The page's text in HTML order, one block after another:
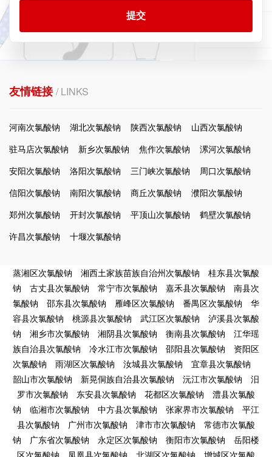
提交
友情链接/ LINKS
河南次氯酸钠 湖北次氯酸钠 陕西次氯酸钠
山西次氯酸钠
驻马店次氯酸钠
新乡次氯酸钠 焦作次氯酸钠
漯河次氯酸钠
安阳次氯酸钠
洛阳次氯酸钠 三门峡次氯酸钠
周口次氯酸钠
信阳次氯酸钠
南阳次氯酸钠 商丘次氯酸钠
濮阳次氯酸钠
郑州次氯酸钠
开封次氯酸钠 平顶山次氯酸钠
鹤壁次氯酸钠
许昌次氯酸钠
十堰次氯酸钠
蒸湘区次氯酸钠 湘西土家族苗族自治州次氯酸钠
桂东县次氯酸
钠
古丈县次氯酸钠 常宁市次氯酸钠 嘉禾县次氯酸钠
南县次
氯酸钠
邵东县次氯酸钠 雁峰区次氯酸钠 番禺区次氯酸钠
华
容县次氯酸钠
桃源县次氯酸钠 武江区次氯酸钠
泸溪县次氯酸
钠
湘乡市次氯酸钠 湘阴县次氯酸钠 衡南县次氯酸钠
江华瑶
族自治县次氯酸钠
冷水江市次氯酸钠 邵阳县次氯酸钠
资阳区
次氯酸钠
雨湖区次氯酸钠 汝城县次氯酸钠
宜章县次氯酸钠
韶山市次氯酸钠
新晃侗族自治县次氯酸钠 沅江市次氯酸钠
汨
罗市次氯酸钠
东安县次氯酸钠 花都区次氯酸钠
澧县次氯酸
钠
临湘市次氯酸钠 中方县次氯酸钠 张家界市次氯酸钠
平江
县次氯酸钠
广州市次氯酸钠 津市市次氯酸钠
常德市次氯酸
钠
广东省次氯酸钠 永定区次氯酸钠 衡阳市次氯酸钠
岳阳楼
区次氯酸钠
凤凰县次氯酸钠 北湖区次氯酸钠 增城区次氯酸